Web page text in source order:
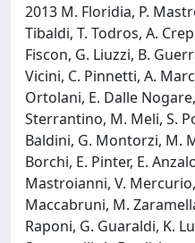
2013 M. Floridia, P.
Tibaldi, T. Todros, A.
Fiscon, G. Liuzzi, B.
Vicini, C. Pinnetti, A.
Ortolani, E. Dalle
Sterrantino, M. Meli, S.
Baldini, G. Montorzi, M.
Borchi, E. Pinter, E.
Mastroianni, V.
Maccabruni, M.
Raponi, G. Guaraldi, K.